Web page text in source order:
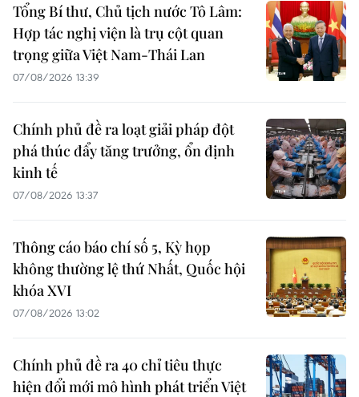
Tổng Bí thư, Chủ tịch nước Tô Lâm:
Hợp tác nghị viện là trụ cột quan
trọng giữa Việt Nam-Thái Lan
07/08/2026 13:39
Chính phủ đề ra loạt giải pháp đột
phá thúc đẩy tăng trưởng, ổn định
kinh tế
07/08/2026 13:37
Thông cáo báo chí số 5, Kỳ họp
không thường lệ thứ Nhất, Quốc hội
khóa XVI
07/08/2026 13:02
Chính phủ đề ra 40 chỉ tiêu thực
hiện đổi mới mô hình phát triển Việt